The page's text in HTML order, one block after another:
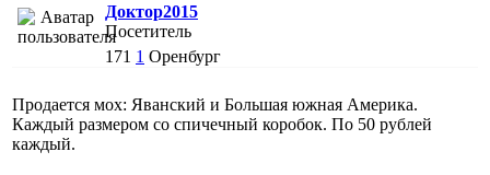
Доктор2015
Посетитель
171 1 Оренбург
Продается мох: Яванский и Большая южная Америка.
Каждый размером со спичечный коробок. По 50 рублей
каждый.